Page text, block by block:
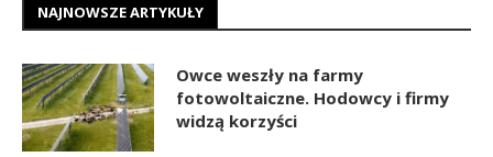
NAJNOWSZE ARTYKUŁY
Owce weszły na farmy
fotowoltaiczne. Hodowcy i firmy
widzą korzyści